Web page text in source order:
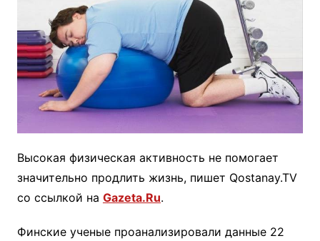
Высокая физическая активность не помогает
значительно продлить жизнь, пишет Qostanay.TV
со ссылкой на Gazeta.Ru.
Финские ученые проанализировали данные 22